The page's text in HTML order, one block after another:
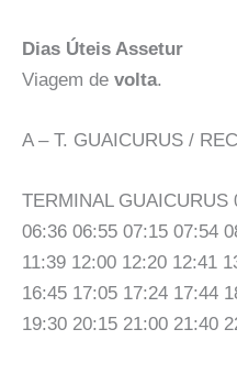
Dias Úteis Assetur
Viagem de volta.
A – T. GUAICURUS /
TERMINAL GUAICURUS
06:36 06:55 07:15 07:54
11:39 12:00 12:20 12:41
16:45 17:05 17:24 17:44
19:30 20:15 21:00 21:40